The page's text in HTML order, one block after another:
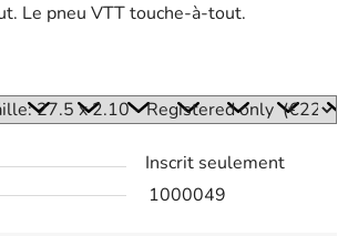
Le pneu VTT touche-à-tout.
Inscrit seulement
1000049